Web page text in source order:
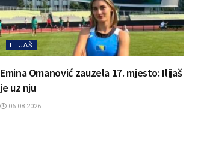
ILIJAŠ
Emina Omanović zauzela 17. mjesto: Ilijaš
je uz nju
06.08.2026.